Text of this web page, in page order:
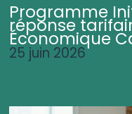
Programme
réponse
Économique
25 juin 2026